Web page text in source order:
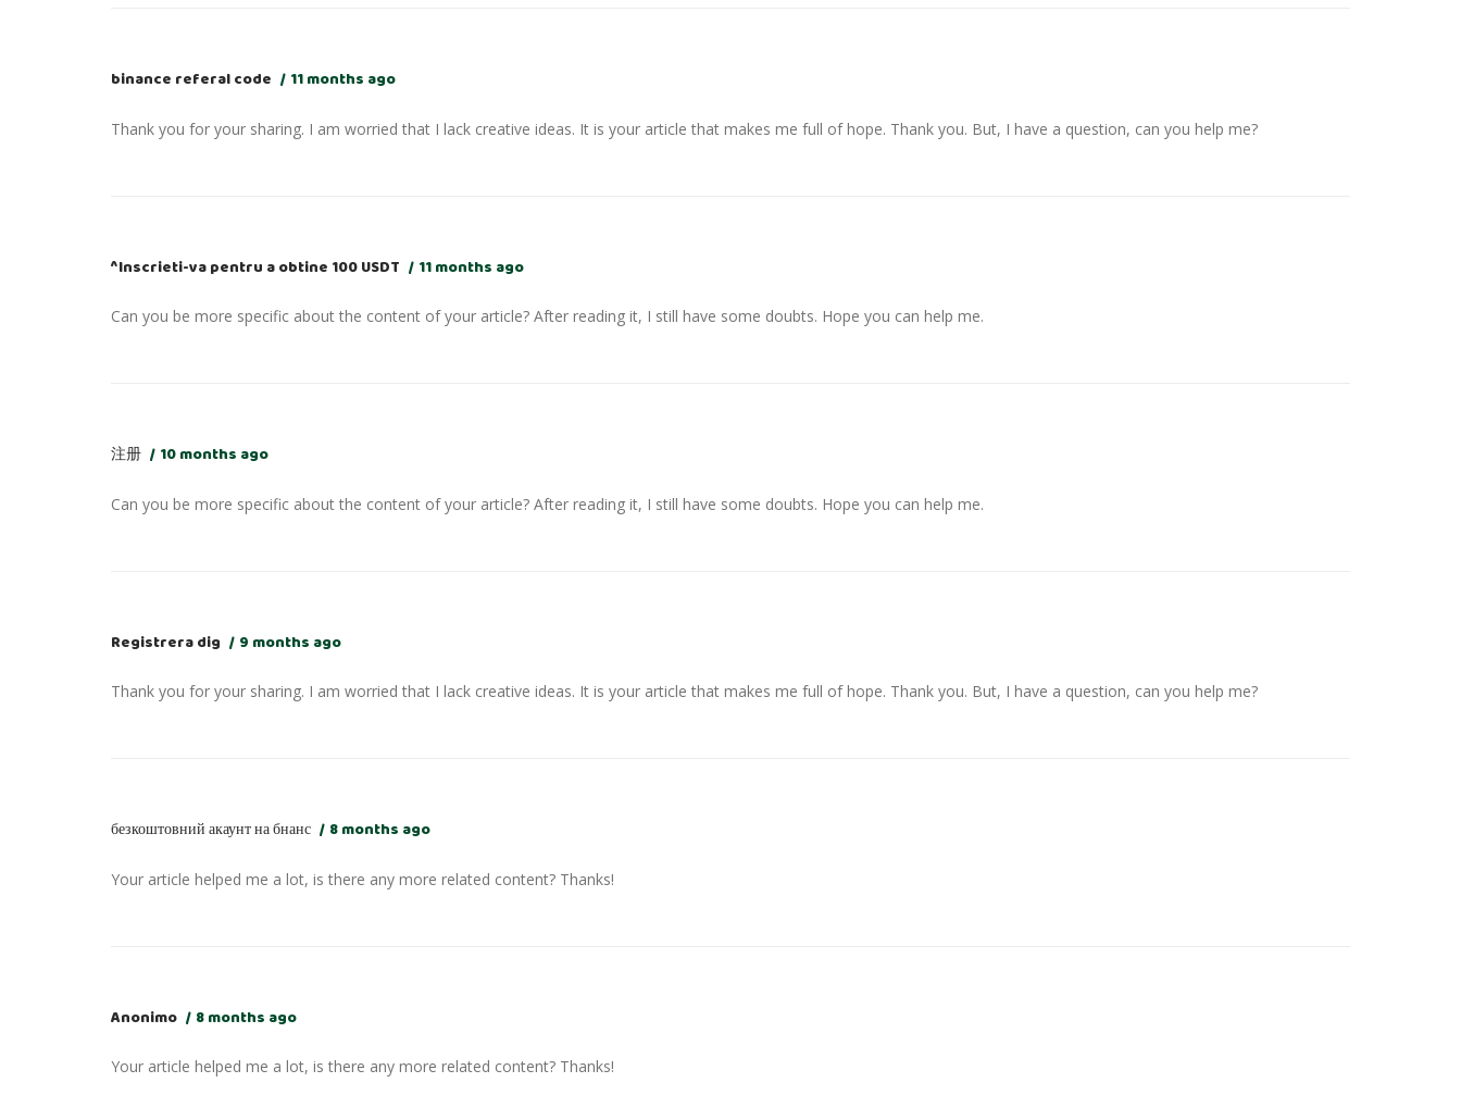
binance referal code 11 months ago
Thank you for your sharing. I am worried that I lack creative ideas. It is your article that makes me full of hope. Thank you. But, I have a question, can you help me?
^Inscrieti-va pentru a obtine 100 USDT 11 months ago
Can you be more specific about the content of your article? After reading it, I still have some doubts. Hope you can help me.
注册 10 months ago
Can you be more specific about the content of your article? After reading it, I still have some doubts. Hope you can help me.
Registrera dig 9 months ago
Thank you for your sharing. I am worried that I lack creative ideas. It is your article that makes me full of hope. Thank you. But, I have a question, can you help me?
безкоштовний акаунт на бнанс 8 months ago
Your article helped me a lot, is there any more related content? Thanks!
Anonimo 8 months ago
Your article helped me a lot, is there any more related content? Thanks!